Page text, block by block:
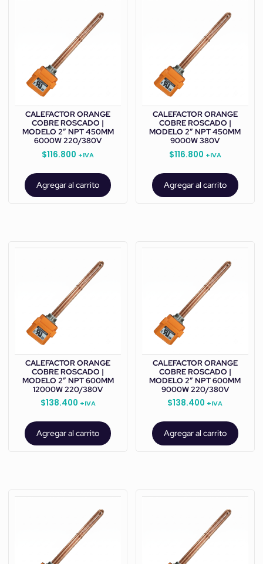
CALEFACTOR ORANGE
COBRE ROSCADO |
MODELO 2” NPT 450MM
6000W 220/380V
$116.800 +IVA
Agregar al carrito
CALEFACTOR ORANGE
COBRE ROSCADO |
MODELO 2” NPT 450MM
9000W 380V
$116.800 +IVA
Agregar al carrito
CALEFACTOR ORANGE
COBRE ROSCADO |
MODELO 2” NPT 600MM
12000W 220/380V
$138.400 +IVA
Agregar al carrito
CALEFACTOR ORANGE
COBRE ROSCADO |
MODELO 2” NPT 600MM
9000W 220/380V
$138.400 +IVA
Agregar al carrito